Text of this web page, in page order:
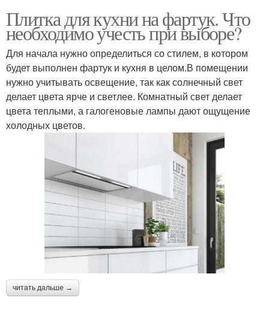
Плитка для кухни на фартук. Что
необходимо учесть при выборе?
Для начала нужно определиться со стилем, в котором
будет выполнен фартук и кухня в целом.В помещении
нужно учитывать освещение, так как солнечный свет
делает цвета ярче и светлее. Комнатный свет делает
цвета теплыми, а галогеновые лампы дают ощущение
холодных цветов.
читать дальше →